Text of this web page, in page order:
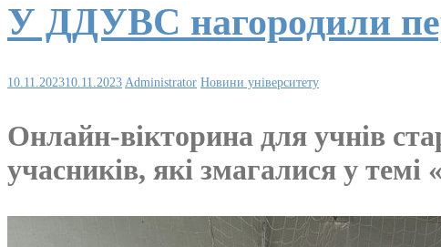
У ДДУВС нагородили
10.11.202310.11.2023 Administrator Новини університету
Онлайн-вікторина для учнів
учасників, які змагалися у